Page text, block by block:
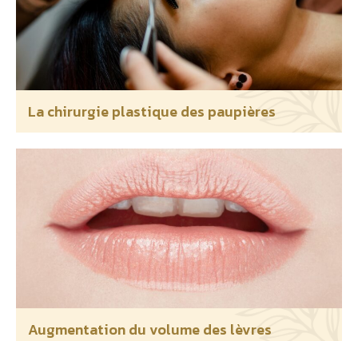
La chirurgie plastique des paupières
Augmentation du volume des lèvres